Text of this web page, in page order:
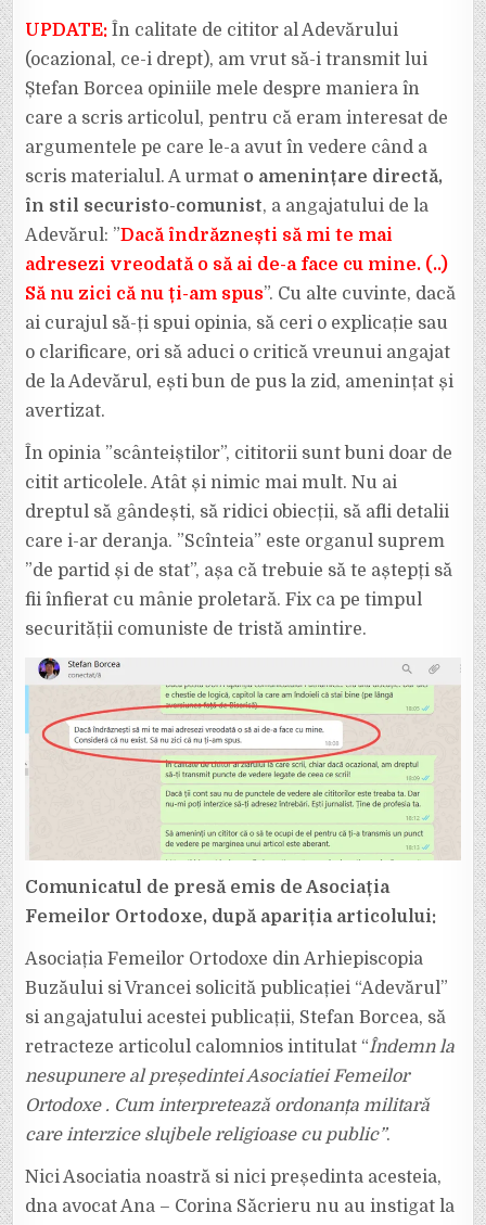
UPDATE: În calitate de cititor al Adevărului
(ocazional, ce-i drept), am vrut să-i transmit lui
Ștefan Borcea opiniile mele despre maniera în
care a scris articolul, pentru că eram interesat de
argumentele pe care le-a avut în vedere când a
scris materialul. A urmat o amenințare directă,
în stil securisto-comunist, a angajatului de la
Adevărul: ”Dacă îndrăznești să mi te mai
adresezi vreodată o să ai de-a face cu mine. (..)
Să nu zici că nu ți-am spus”. Cu alte cuvinte, dacă
ai curajul să-ți spui opinia, să ceri o explicație sau
o clarificare, ori să aduci o critică vreunui angajat
de la Adevărul, ești bun de pus la zid, amenințat și
avertizat.
În opinia ”scânteiștilor”, cititorii sunt buni doar de
citit articolele. Atât și nimic mai mult. Nu ai
dreptul să gândești, să ridici obiecții, să afli detalii
care i-ar deranja. ”Scînteia” este organul suprem
”de partid și de stat”, așa că trebuie să te aștepți să
fii înfierat cu mânie proletară. Fix ca pe timpul
securității comuniste de tristă amintire.
Comunicatul de presă emis de Asociația
Femeilor Ortodoxe, după apariția articolului:
Asociația Femeilor Ortodoxe din Arhiepiscopia
Buzăului si Vrancei solicită publicației “Adevărul”
si angajatului acestei publicații, Stefan Borcea, să
retracteze articolul calomnios intitulat “Îndemn la
nesupunere al președintei Asociatiei Femeilor
Ortodoxe . Cum interpretează ordonanța militară
care interzice slujbele religioase cu public”.
Nici Asociatia noastră si nici președinta acesteia,
dna avocat Ana – Corina Săcrieru nu au instigat la